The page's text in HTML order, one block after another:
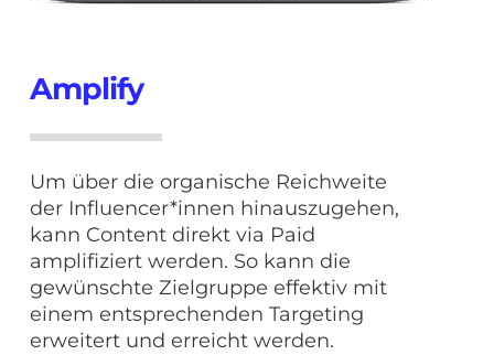
Amplify
Um über die organische Reichweite
der Influencer*innen hinauszugehen,
kann Content direkt via Paid
amplifiziert werden. So kann die
gewünschte Zielgruppe effektiv mit
einem entsprechenden Targeting
erweitert und erreicht werden.